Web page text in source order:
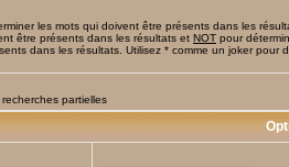
les mots qui doivent être présents dans les
être présents dans les résultats et NOT pour
dans les résultats. Utilisez * comme un joker pour
partielles